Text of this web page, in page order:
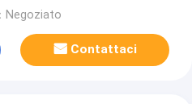
Negoziato
Contattaci